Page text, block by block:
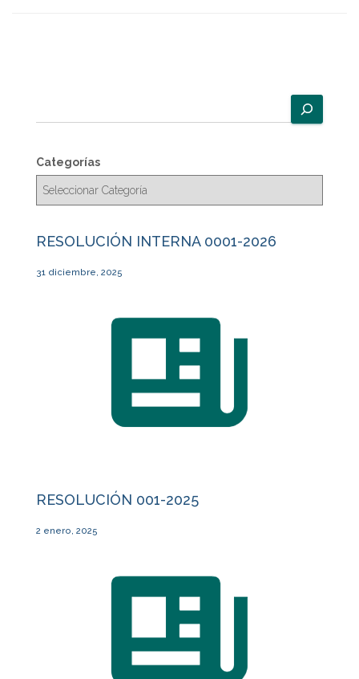
u
c
a
Categorías
RESOLUCIÓN INTERNA 0001-2026
31 diciembre, 2025
RESOLUCIÓN 001-2025
2 enero, 2025